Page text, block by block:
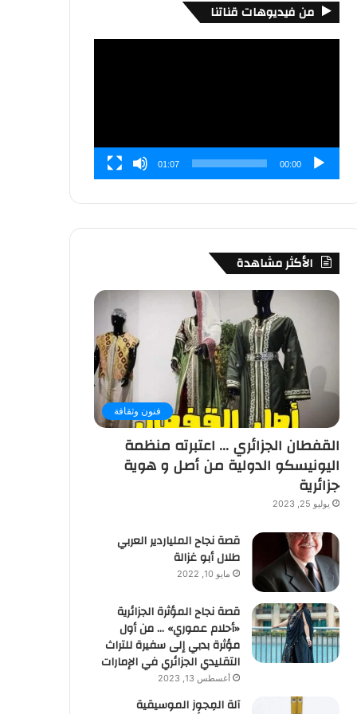
من فيديوهات قناتنا
00:00
01:07
الأكثر مشاهدة
فنون وثقافة
القفطان الجزائري … اعتبرته منظمة
اليونيسكو الدولية من أصل و هوية
جزائرية
يوليو 25, 2023
قصة نجاح الملياردير العربي
طلال أبو غزالة
مايو 10, 2022
قصة نجاح المؤثرة الجزائرية
«أحلام عموري» … من أول
مؤثرة بدبي إلى سفيرة للتراث
التقليدي الجزائري في الإمارات
أغسطس 13, 2023
آلة المِجوِز الموسيقية‎‎